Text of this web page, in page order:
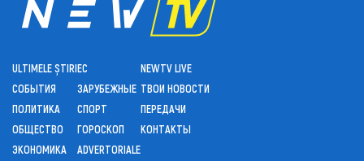
ULTIMELE ȘTIRI
СОБЫТИЯ
ПОЛИТИКА
ОБЩЕСТВО
ЭКОНОМИКА
ЕС
ЗАРУБЕЖНЫЕ
СПОРТ
ГОРОСКОП
ADVERTORIALE
NEWTV LIVE
ТВОИ НОВОСТИ
ПЕРЕДАЧИ
КОНТАКТЫ